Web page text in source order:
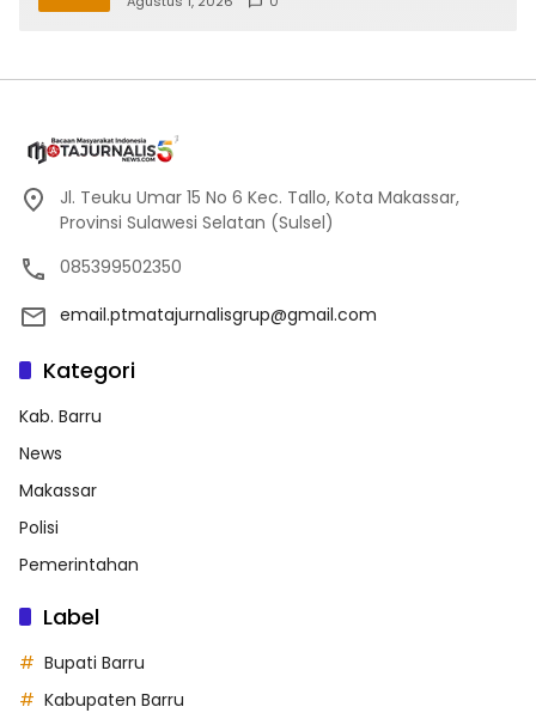
Jl. Teuku Umar 15 No 6 Kec. Tallo, Kota Makassar,
Provinsi Sulawesi Selatan (Sulsel)
085399502350
email.ptmatajurnalisgrup@gmail.com
Kategori
Kab. Barru
News
Makassar
Polisi
Pemerintahan
Label
Bupati Barru
Kabupaten Barru